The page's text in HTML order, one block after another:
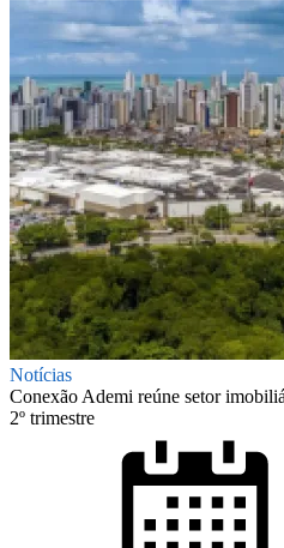
Notícias
Conexão Ademi reúne setor
2º trimestre